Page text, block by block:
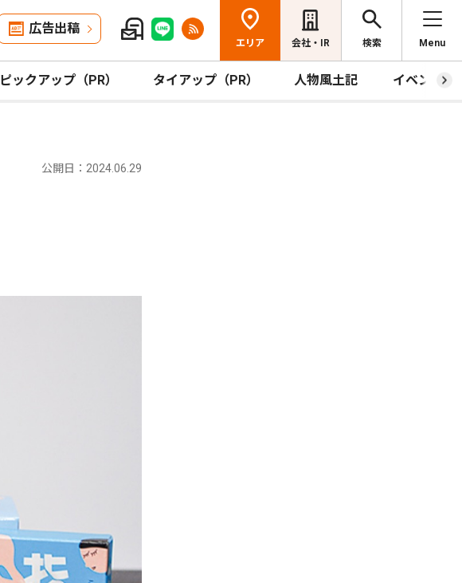
広告出稿
エリア 会社・IR 検索 Menu
ピックアップ（PR） タイアップ（PR） 人物風土記 イベント
公開日：2024.06.29